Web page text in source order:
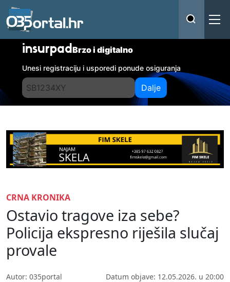
insurpadBrzo i digitalno
Unesi registraciju i usporedi ponude osiguranja
Dalje
CRNA KRONIKA
Ostavio tragove iza sebe?
Policija ekspresno riješila slučaj
provale
Autor: 035portal Datum objave: 12.05.2026. u 20:00